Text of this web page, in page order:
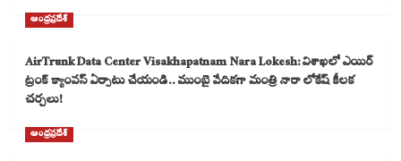
ఆంధ్రప్రదేశ్
AirTrunk Data Center Visakhapatnam Nara Lokesh: విశాఖలో ఎయిర్
ట్రంక్ క్యాంపస్ ఏర్పాటు చేయండి.. ముంబై వేదికగా మంత్రి నారా లోకేష్ కీలక
చర్చలు!
ఆంధ్రప్రదేశ్